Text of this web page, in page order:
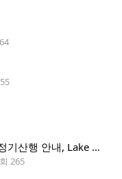
*시애틀 산악회, 7/29/2026, 수요일 정기산행 안내, Lake 22*
265